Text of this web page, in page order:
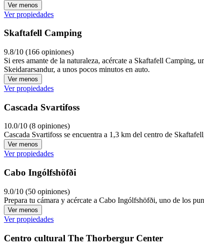
Ver menos
Ver propiedades
Skaftafell Camping
9.8/10 (166 opiniones)
Si eres amante de la naturaleza, acércate a Skaftafell
Skeidararsandur, a unos pocos minutos en auto.
Ver menos
Ver propiedades
Cascada Svartifoss
10.0/10 (8 opiniones)
Cascada Svartifoss se encuentra a 1,3 km del centro de
Ver menos
Ver propiedades
Cabo Ingólfshöfði
9.0/10 (50 opiniones)
Prepara tu cámara y acércate a Cabo Ingólfshöfði, uno de los
Ver menos
Ver propiedades
Centro cultural The Thorbergur Center